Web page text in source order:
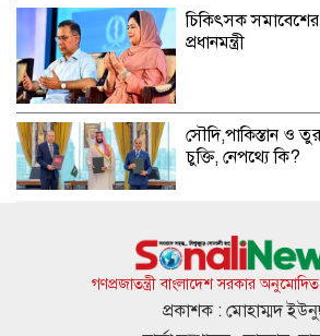
চিকিৎসক
প্রধানমন্ত্রী
সৌদি,পাকিস্তান ও
চুক্তি, নেপথ্যে কি?
একদিনের ব্যবধানে
দামে বড় লাফ
গণপ্রজাতন্ত্রী বাংলাদেশ সরকার
প্রকাশক : মোহাম্মদ